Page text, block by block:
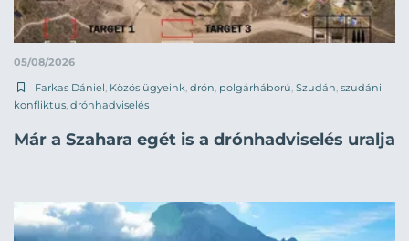
05/08/2026
Farkas Dániel Közös ügyeink drón polgárháború Szudán szudáni
konfliktus drónhadviselés
Már a Szahara egét is a drónhadviselés uralja